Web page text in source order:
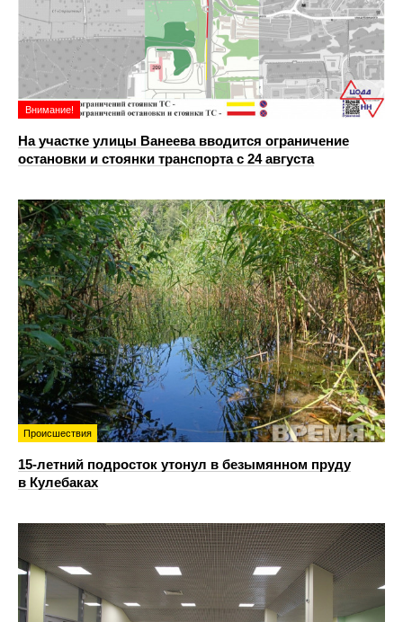
Внимание!
На участке улицы Ванеева вводится ограничение
остановки и стоянки транспорта с 24 августа
Происшествия
15-летний подросток утонул в безымянном пруду
в Кулебаках